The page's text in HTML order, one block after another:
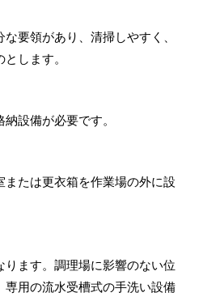
要領があり、清掃しやすく、
します。
設備が必要です。
または更衣箱を作業場の外に設
ます。調理場に影響のない位
専用の流水受槽式の手洗い設備